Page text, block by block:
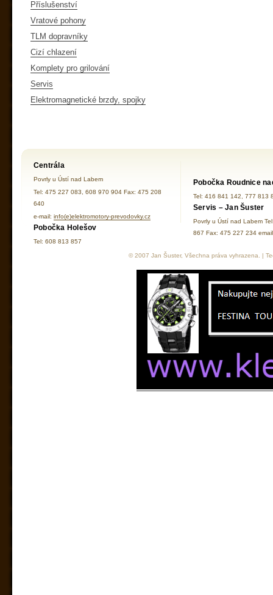
Příslušenství
Vratové pohony
TLM dopravníky
Cizí chlazení
Komplety pro grilování
Servis
Elektromagnetické brzdy, spojky
Centrála
Povrly u Ústí nad Labem
Tel: 475 227 083, 608 970 904 Fax: 475 208
640
e-mail: info(e)elektromotory-prevodovky.cz
Pobočka Holešov
Tel: 608 813 857
Pobočka Roudnice
Tel: 416 841 142, 777 813
Servis – Jan Šuster
Povrly u Ústí nad Labem
867 Fax: 475 227 234
© 2007 Jan Šuster, Všechna práva vyhrazena. |